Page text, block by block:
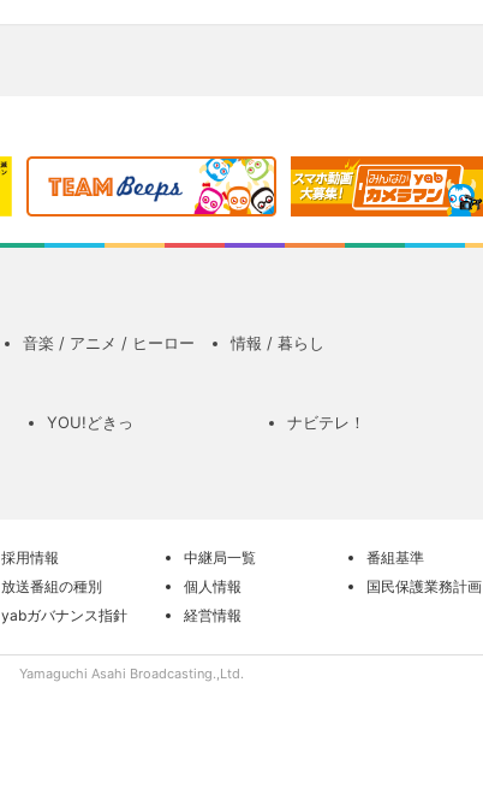
音楽 / アニメ / ヒーロー 情報 / 暮らし
YOU!どきっ
ナビテレ！
採用情報 中継局一覧 番組基準
放送番組の種別 個人情報 国民保護業務計画
yabガバナンス指針 経営情報
Yamaguchi Asahi Broadcasting.,Ltd.